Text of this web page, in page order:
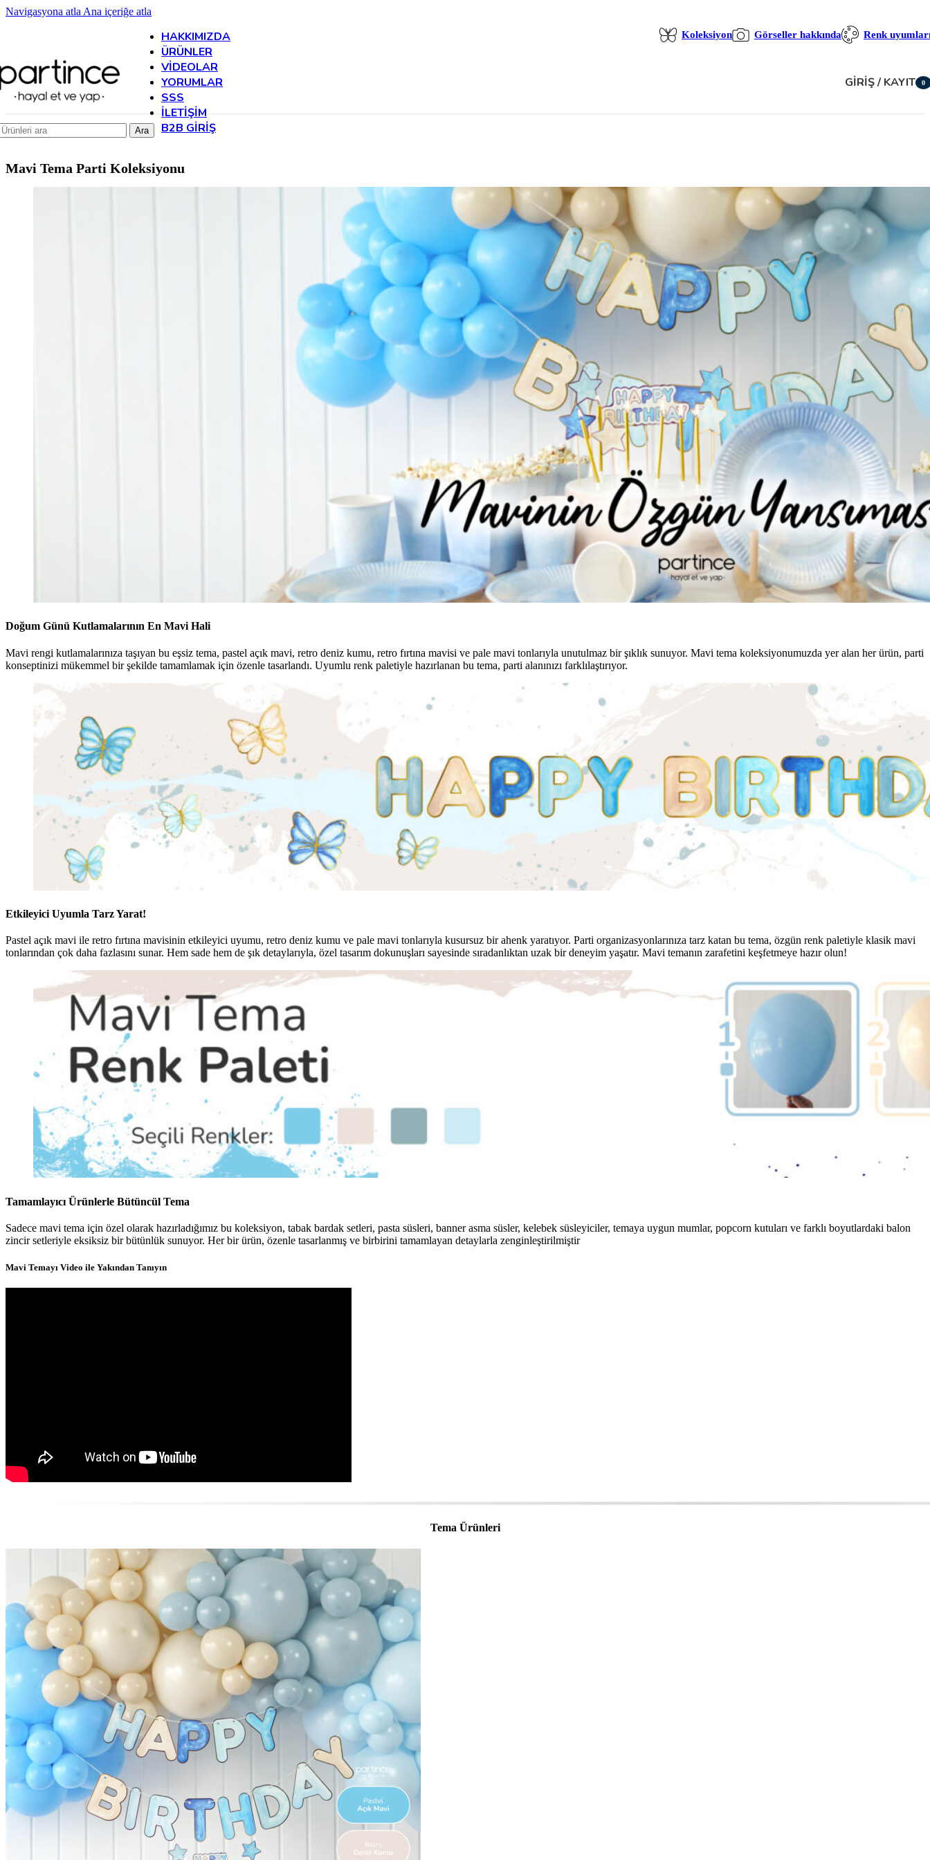
Navigasyona atla Ana içeriğe atla
Koleksiyon Görseller hakkında Renk
HAKKIMIZDA
ÜRÜNLER
VIDEOLAR
YORUMLAR
SSS
İLETIŞIM
B2B GIRIŞ
GIRIŞ / KAYIT
0
Ara
Mavi Tema Parti Koleksiyonu
Doğum Günü Kutlamalarının En Mavi Hali
Mavi rengi kutlamalarınıza taşıyan bu eşsiz tema, pastel açık mavi, retro deniz kumu, retro fırtına mavisi ve pale mavi tonlarıyla unutulmaz bir şıklık sunuyor. Mavi tema koleksiyonumuzda yer alan her ürün, parti
konseptinizi mükemmel bir şekilde tamamlamak için özenle tasarlandı. Uyumlu renk paletiyle hazırlanan bu tema, parti alanınızı farklılaştırıyor.
Etkileyici Uyumla Tarz Yarat!
Pastel açık mavi ile retro fırtına mavisinin etkileyici uyumu, retro deniz kumu ve pale mavi tonlarıyla kusursuz bir ahenk yaratıyor. Parti organizasyonlarınıza tarz katan bu tema, özgün renk paletiyle klasik mavi
tonlarından çok daha fazlasını sunar. Hem sade hem de şık detaylarıyla, özel tasarım dokunuşları sayesinde sıradanlıktan uzak bir deneyim yaşatır. Mavi temanın zarafetini keşfetmeye hazır olun!
Tamamlayıcı Ürünlerle Bütüncül Tema
Sadece mavi tema için özel olarak hazırladığımız bu koleksiyon, tabak bardak setleri, pasta süsleri, banner asma süsler, kelebek süsleyiciler, temaya uygun mumlar, popcorn kutuları ve farklı boyutlardaki balon
zincir setleriyle eksiksiz bir bütünlük sunuyor. Her bir ürün, özenle tasarlanmış ve birbirini tamamlayan detaylarla zenginleştirilmiştir
Mavi Temayı Video ile Yakından Tanıyın
Tema Ürünleri